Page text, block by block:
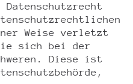
Weise verletzt
sich bei der
Diese ist